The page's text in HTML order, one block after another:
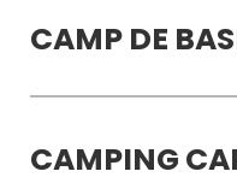
CAMP DE
CAMPING